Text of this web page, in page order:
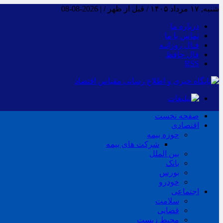
شنبه, ۱۷ مرداد ۱۴۰۵ / قبل از ظهر / |
2026-08-08
درباره ما
تماس با ما
فـال روزانـه
فال حافظ
RSS
صفحه نخست
اقتصادی
حوزه بیمه
شرکت های بیمه
بین الملل
بانک
بورس
خودرو
اجتماعی
سلامت
قضایی
محیط زیست